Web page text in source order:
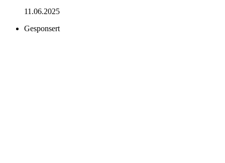
11.06.2025
Gesponsert